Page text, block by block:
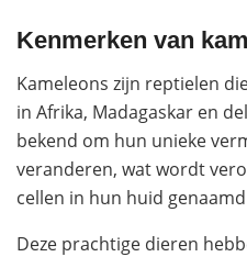
Kenmerken van
Kameleons zijn reptielen
in Afrika, Madagaskar en
bekend om hun unieke
veranderen, wat wordt
cellen in hun huid
Deze prachtige dieren